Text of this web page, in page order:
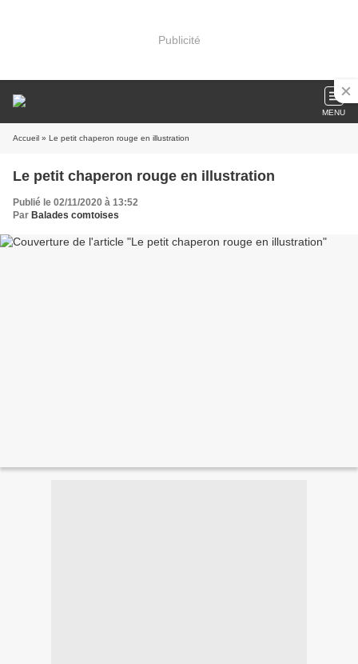
Publicité
MENU
Accueil » Le petit chaperon rouge en illustration
Le petit chaperon rouge en illustration
Publié le 02/11/2020 à 13:52
Par Balades comtoises